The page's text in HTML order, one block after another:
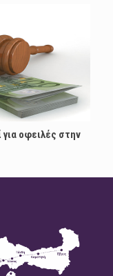
για οφειλές στην